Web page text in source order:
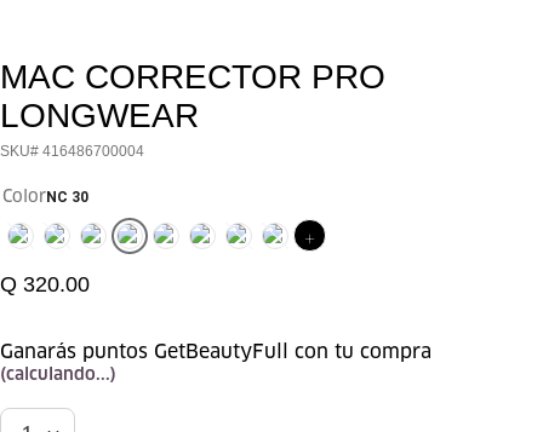
MAC CORRECTOR PRO
LONGWEAR
416486700004
ColorNC 30
Q 320.00
Ganarás puntos GetBeautyFull con tu compra
(calculando...)